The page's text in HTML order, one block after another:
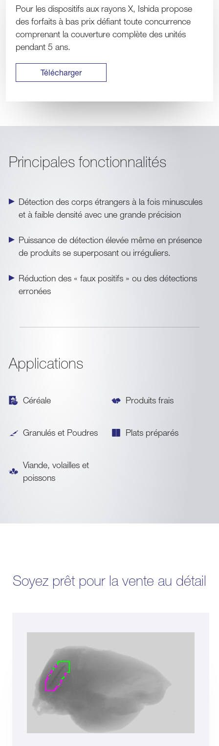
Pour les dispositifs aux rayons X, Ishida propose
des forfaits à bas prix défiant toute concurrence
comprenant la couverture complète des unités
pendant 5 ans.
Télécharger
Principales fonctionnalités
Détection des corps étrangers à la fois minuscules
et à faible densité avec une grande précision
Puissance de détection élevée même en présence
de produits se superposant ou irréguliers.
Réduction des « faux positifs » ou des détections
erronées
Applications
Céréale Produits frais
Granulés et Poudres Plats préparés
Viande, volailles et
poissons
Soyez prêt pour la vente au détail